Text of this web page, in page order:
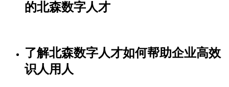
的北森数字人才
了解北森数字人才如何帮助企业高效
识人用人